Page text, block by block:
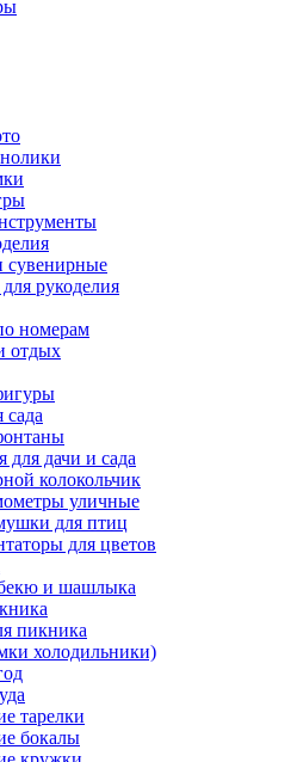
сувенирные
рукоделия
номерам
отдых
для дачи и сада
колокольчик
уличные
для птиц
для цветов
и шашлыка
пикника
холодильники)
тарелки
бокалы